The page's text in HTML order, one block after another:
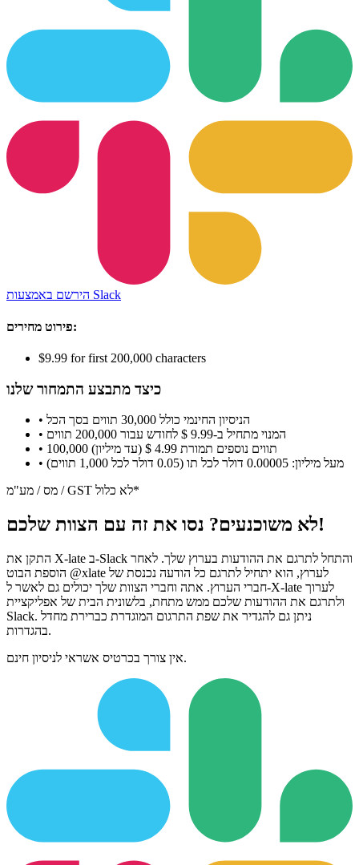
הירשם באמצעות Slack
פירוט מחירים:
$9.99 for first 200,000 characters
כיצד מתבצע התמחור שלנו
• הניסיון החינמי כולל 30,000 תווים בסך הכל
• המנוי מתחיל ב-9.99 $ לחודש עבור 200,000 תווים
• 100,000 תווים נוספים תמורת 4.99 $ (עד מיליון)
• מעל מיליון: 0.00005 דולר לכל תו (0.05 דולר לכל 1,000 תווים)
מס / מע"מ / GST לא כלול*
לא משוכנעים? נסו את זה עם הצוות שלכם!
התקן את X-late ב-Slack והתחל לתרגם את ההודעות בערוץ שלך. לאחר
הוספת הבוט @xlate לערוץ, הוא יתחיל לתרגם כל הודעה נכנסת של
חברי הערוץ. אתה וחברי הצוות שלך יכולים גם לאשר ל-X-late לערוך
ולתרגם את ההודעות שלכם ממש מתחת, בלשונית הבית של אפליקציית
Slack. ניתן גם להגדיר את שפת התרגום המוגדרת כברירת מחדל
בהגדרות.
אין צורך בכרטיס אשראי לניסיון חינם.